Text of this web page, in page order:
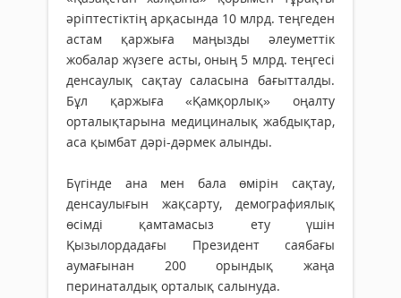
әріптестіктің арқасында 10 млрд. теңгеден
астам қаржыға маңызды әлеуметтік
жобалар жүзеге асты, оның 5 млрд. теңгесі
денсаулық сақтау саласына бағытталды.
Бұл қаржыға «Қамқорлық» оңалту
орталықтарына медициналық жабдықтар,
аса қымбат дәрі-дәрмек алынды.
Бүгінде ана мен бала өмірін сақтау,
денсаулығын жақсарту, демографиялық
өсімді қамтамасыз ету үшін
Қызылордадағы Президент саябағы
аумағынан 200 орындық жаңа
перинаталдық орталық салынуда.